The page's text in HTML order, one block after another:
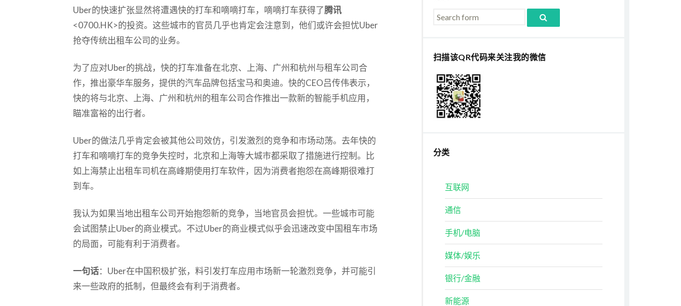
Uber的快速扩张显然将遭遇快的打车和嘀嘀打车，嘀嘀打车获得了腾讯
<0700.HK>的投资。这些城市的官员几乎也肯定会注意到，他们或许会担忧Uber
抢夺传统出租车公司的业务。
为了应对Uber的挑战，快的打车准备在北京、上海、广州和杭州与租车公司合
作，推出豪华车服务，提供的汽车品牌包括宝马和奥迪。快的CEO吕传伟表示，
快的将与北京、上海、广州和杭州的租车公司合作推出一款新的智能手机应用，
瞄准富裕的出行者。
Uber的做法几乎肯定会被其他公司效仿，引发激烈的竞争和市场动荡。去年快的
打车和嘀嘀打车的竞争失控时，北京和上海等大城市都采取了措施进行控制。比
如上海禁止出租车司机在高峰期使用打车软件，因为消费者抱怨在高峰期很难打
到车。
我认为如果当地出租车公司开始抱怨新的竞争，当地官员会担忧。一些城市可能
会试图禁止Uber的商业模式。不过Uber的商业模式似乎会迅速改变中国租车市场
的局面，可能有利于消费者。
一句话：Uber在中国积极扩张，料引发打车应用市场新一轮激烈竞争，并可能引
来一些政府的抵制，但最终会有利于消费者。
扫描该QR代码来关注我的微信
分类
互联网
通信
手机/电脑
媒体/娱乐
银行/金融
新能源